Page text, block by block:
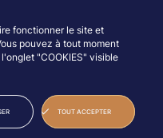
fonctionner le site et
pouvez à tout moment
"COOKIES" visible
TOUT ACCEPTER